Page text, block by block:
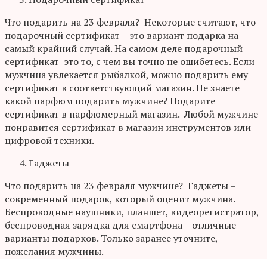
Что подарить на 23 февраля? Некоторые считают, что
подарочный сертификат – это вариант подарка на
самый крайний случай. На самом деле подарочный
сертификат это то, с чем вы точно не ошибетесь. Если
мужчина увлекается рыбалкой, можно подарить ему
сертификат в соответствующий магазин. Не знаете
какой парфюм подарить мужчине? Подарите
сертификат в парфюмерный магазин. Любой мужчине
понравится сертификат в магазин инструментов или
цифровой техники.
Гаджеты
Что подарить на 23 февраля мужчине? Гаджеты –
современный подарок, который оценит мужчина.
Беспроводные наушники, планшет, видеорегистратор,
беспроводная зарядка для смартфона – отличные
варианты подарков. Только заранее уточните,
пожелания мужчины.